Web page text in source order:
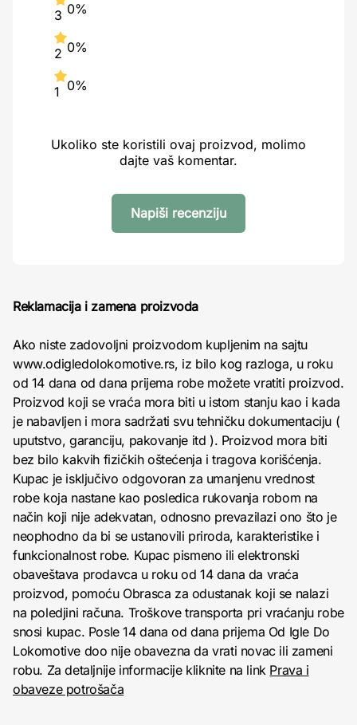
3 0%
2 0%
1 0%
Ukoliko ste koristili ovaj proizvod, molimo
dajte vaš komentar.
Napiši recenziju
Reklamacija i zamena proizvoda
Ako niste zadovoljni proizvodom kupljenim na sajtu
www.odigledolokomotive.rs, iz bilo kog razloga, u roku
od 14 dana od dana prijema robe možete vratiti proizvod.
Proizvod koji se vraća mora biti u istom stanju kao i kada
je nabavljen i mora sadržati svu tehničku dokumentaciju (
uputstvo, garanciju, pakovanje itd ). Proizvod mora biti
bez bilo kakvih fizičkih oštećenja i tragova korišćenja.
Kupac je isključivo odgovoran za umanjenu vrednost
robe koja nastane kao posledica rukovanja robom na
način koji nije adekvatan, odnosno prevazilazi ono što je
neophodno da bi se ustanovili priroda, karakteristike i
funkcionalnost robe. Kupac pismeno ili elektronski
obaveštava prodavca u roku od 14 dana da vraća
proizvod, pomoću Obrasca za odustanak koji se nalazi
na poledjini računa. Troškove transporta pri vraćanju robe
snosi kupac. Posle 14 dana od dana prijema Od Igle Do
Lokomotive doo nije obavezna da vrati novac ili zameni
robu. Za detaljnije informacije kliknite na link Prava i
obaveze potrošača